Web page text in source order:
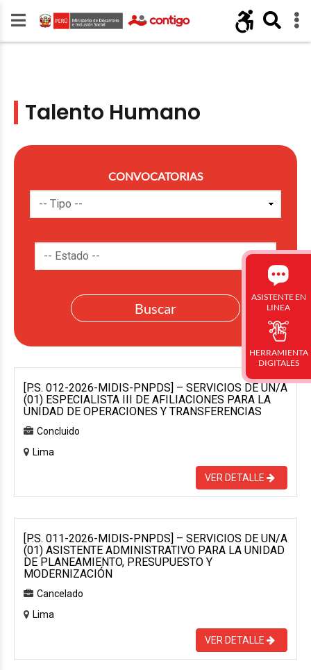
Talento Humano
CONVOCATORIAS
[P.S. 012-2026-MIDIS-PNPDS] – SERVICIOS DE UN/A
(01) ESPECIALISTA III DE AFILIACIONES PARA LA
UNIDAD DE OPERACIONES Y TRANSFERENCIAS
Concluido
Lima
VER DETALLE
[P.S. 011-2026-MIDIS-PNPDS] – SERVICIOS DE UN/A
(01) ASISTENTE ADMINISTRATIVO PARA LA UNIDAD
DE PLANEAMIENTO, PRESUPUESTO Y
MODERNIZACIÓN
Cancelado
Lima
VER DETALLE
ASISTENTE EN
LINEA
HERRAMIENTA
DIGITALES